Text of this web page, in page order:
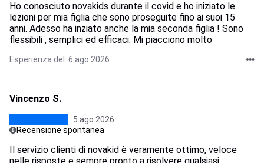
Ho conosciuto novakids durante il covid e ho iniziato le
lezioni per mia figlia che sono proseguite fino ai suoi 15
anni. Adesso ha inziato anche la mia seconda figlia ! Sono
flessibili , semplici ed efficaci. Mi piacciono molto
Esperienza del: 6 ago 2026
Vincenzo S.
5 ago 2026
Recensione spontanea
Il servizio clienti di novakid è veramente ottimo, veloce